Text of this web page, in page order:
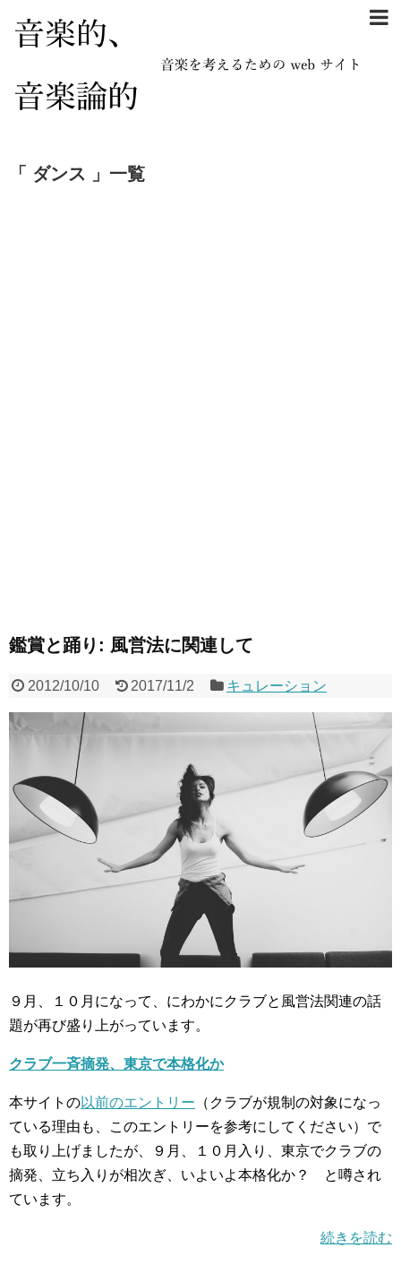
「 ダンス 」一覧
鑑賞と踊り: 風営法に関連して
2012/10/10 2017/11/2 キュレーション
９月、１０月になって、にわかにクラブと風営法関連の話
題が再び盛り上がっています。
クラブ一斉摘発、東京で本格化か
本サイトの以前のエントリー （クラブが規制の対象になっ
ている理由も、このエントリーを参考にしてください）で
も取り上げましたが、９月、１０月入り、東京でクラブの
摘発、立ち入りが相次ぎ、いよいよ本格化か？ と噂され
ています。
続きを読む